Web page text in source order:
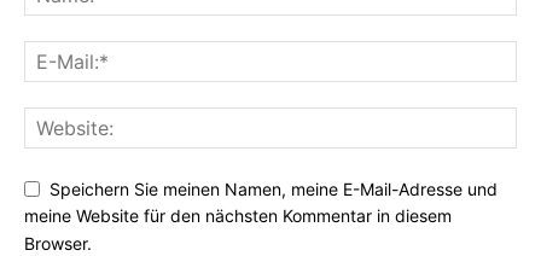
Speichern Sie meinen Namen, meine E-Mail-Adresse und
meine Website für den nächsten Kommentar in diesem
Browser.